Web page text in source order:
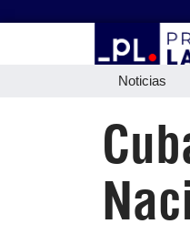
Noticias